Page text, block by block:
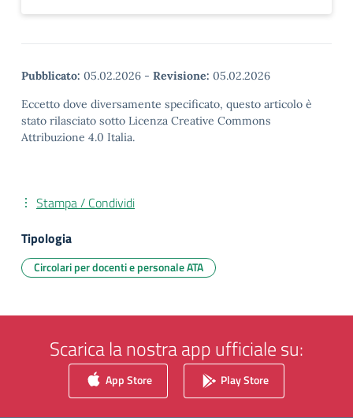
Pubblicato: 05.02.2026 - Revisione: 05.02.2026
Eccetto dove diversamente specificato, questo articolo è
stato rilasciato sotto Licenza Creative Commons
Attribuzione 4.0 Italia.
Stampa / Condividi
Tipologia
Circolari per docenti e personale ATA
Scarica la nostra app ufficiale su:
App Store Play Store